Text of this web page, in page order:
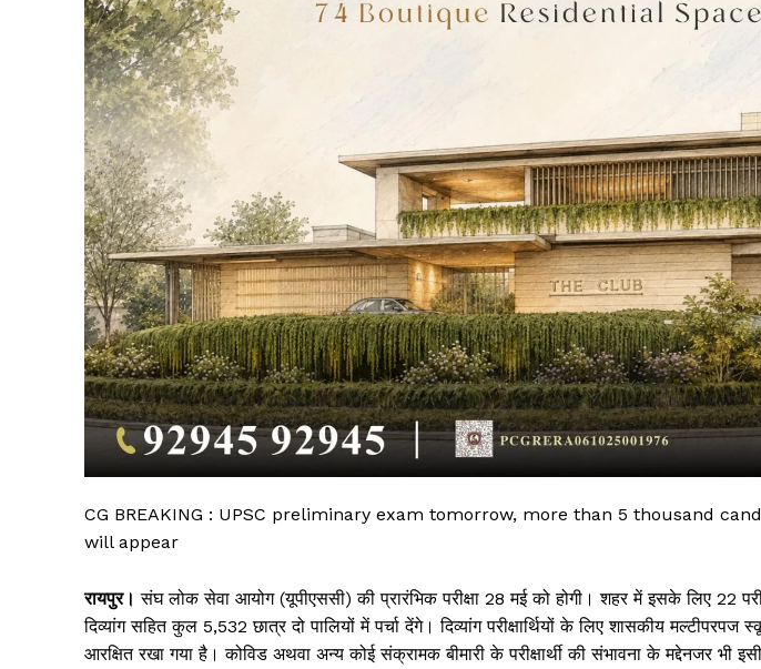
CG BREAKING : UPSC preliminary exam tomorrow, more than 5 thousand
will appear
रायपुर। संघ लोक सेवा आयोग (यूपीएससी) की प्रारंभिक परीक्षा 28 मई को होगी। शहर में इसके लिए 22
दिव्यांग सहित कुल 5,532 छात्र दो पालियों में पर्चा देंगे। दिव्यांग परीक्षार्थियों के लिए शासकीय
आरक्षित रखा गया है। कोविड अथवा अन्य कोई संक्रामक बीमारी के परीक्षार्थी की संभावना के मद्देनजर भी